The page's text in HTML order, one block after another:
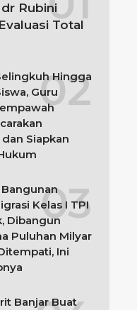
dr Rubini
Total
Hingga
Guru
Siapkan
Kelas I TPI
Dibangun
Puluhan Milyar
Ini
Banjar Buat